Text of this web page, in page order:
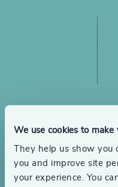
We use cookies to
They help us show you
you and improve site
your experience. You
besetzen
brauchen